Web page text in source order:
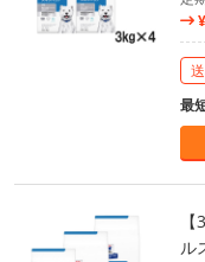
最
ル